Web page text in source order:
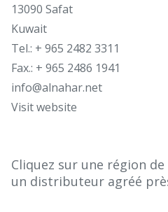
13090 Safat
Kuwait
Tel.: + 965 2482 3311
Fax.: + 965 2486 1941
info@alnahar.net
Visit website
Cliquez sur une région
un distributeur agréé